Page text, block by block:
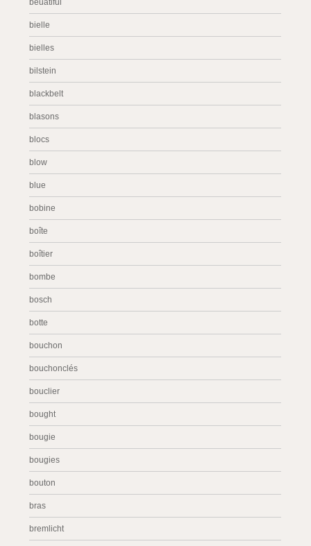
beuatiful
bielle
bielles
bilstein
blackbelt
blasons
blocs
blow
blue
bobine
boîte
boîtier
bombe
bosch
botte
bouchon
bouchonclés
bouclier
bought
bougie
bougies
bouton
bras
bremlicht